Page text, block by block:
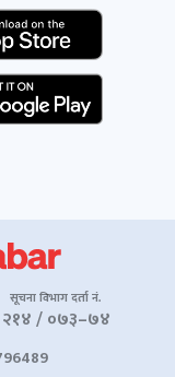
सूचना विभाग दर्ता नं.
२१४ / ०७३–७४